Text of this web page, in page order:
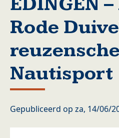
Rode
Nautisport
Gepubliceerd op za, 14/06/